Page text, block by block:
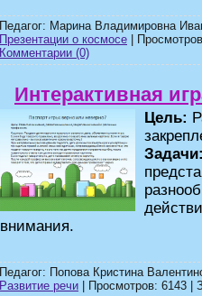
Педагог: Марина Владимировна
Презентации о космосе |
Комментарии (0)
Интерактивная
Цель:
внимания.
Педагог: Попова Кристина
Развитие речи | Просмотров: 6143 |